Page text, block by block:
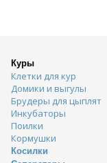
Куры
Клетки для кур
Домики и выгулы
Брудеры для цыплят
Инкубаторы
Поилки
Кормушки
Косилки